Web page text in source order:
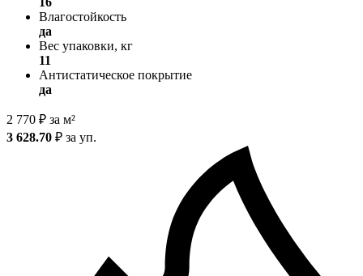
Влагостойкость
да
Вес упаковки, кг
11
Антистатическое покрытие
да
2 770 ₽ за м²
3 628.70 ₽ за уп.